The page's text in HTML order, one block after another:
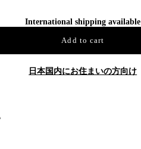
International shipping available
Add to cart
日本国内にお住まいの方向け